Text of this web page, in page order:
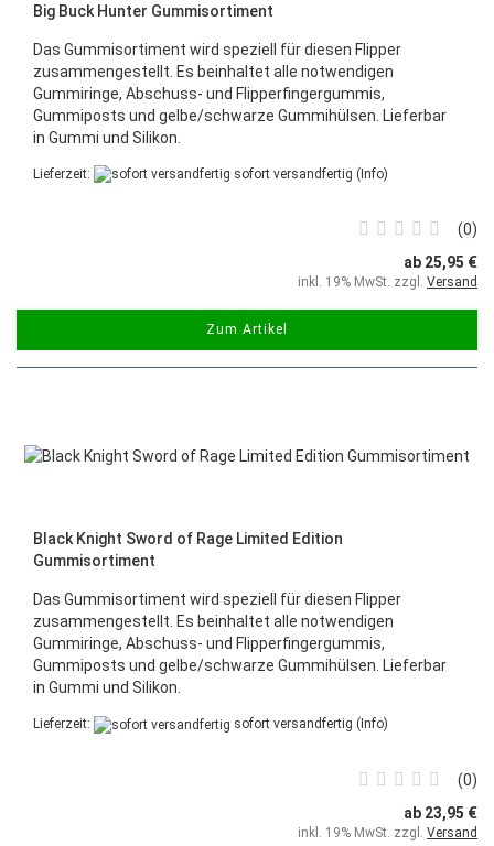
Big Buck Hunter Gummisortiment
Das Gummisortiment wird speziell für diesen Flipper
zusammengestellt. Es beinhaltet alle notwendigen
Gummiringe, Abschuss- und Flipperfingergummis,
Gummiposts und gelbe/schwarze Gummihülsen. Lieferbar
in Gummi und Silikon.
Lieferzeit: sofort versandfertig (Info)
0
ab 25,95 €
inkl. 19% MwSt. zzgl. Versand
Zum Artikel
Black Knight Sword of Rage Limited Edition
Gummisortiment
Das Gummisortiment wird speziell für diesen Flipper
zusammengestellt. Es beinhaltet alle notwendigen
Gummiringe, Abschuss- und Flipperfingergummis,
Gummiposts und gelbe/schwarze Gummihülsen. Lieferbar
in Gummi und Silikon.
Lieferzeit: sofort versandfertig (Info)
0
ab 23,95 €
inkl. 19% MwSt. zzgl. Versand